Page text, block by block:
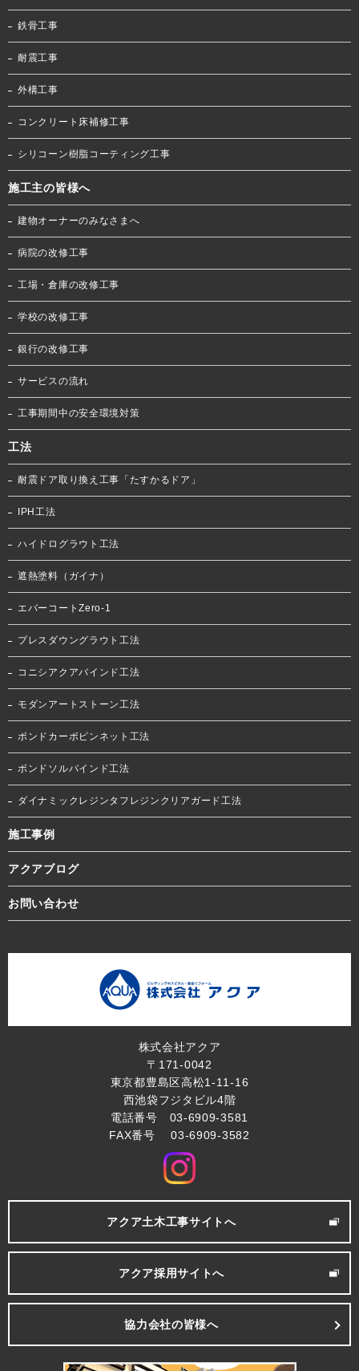
鉄骨工事
耐震工事
外構工事
コンクリート床補修工事
シリコーン樹脂コーティング工事
施工主の皆様へ
建物オーナーのみなさまへ
病院の改修工事
工場・倉庫の改修工事
学校の改修工事
銀行の改修工事
サービスの流れ
工事期間中の安全環境対策
工法
耐震ドア取り換え工事「たすかるドア」
IPH工法
ハイドログラウト工法
遮熱塗料（ガイナ）
エバーコートZero-1
プレスダウングラウト工法
コニシアクアバインド工法
モダンアートストーン工法
ボンドカーボピンネット工法
ボンドソルバインド工法
ダイナミックレジンタフレジンクリアガード工法
施工事例
アクアブログ
お問い合わせ
株式会社アクア
〒171-0042
東京都豊島区高松1-11-16
西池袋フジタビル4階
電話番号 03-6909-3581
FAX番号 03-6909-3582
アクア土木工事サイトへ
アクア採用サイトへ
協力会社の皆様へ